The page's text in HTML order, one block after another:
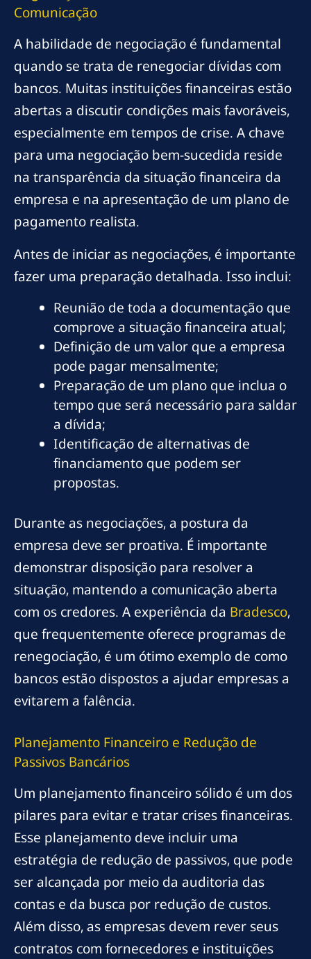
Comunicação
A habilidade de negociação é fundamental
quando se trata de renegociar dívidas com
bancos. Muitas instituições financeiras estão
abertas a discutir condições mais favoráveis,
especialmente em tempos de crise. A chave
para uma negociação bem-sucedida reside
na transparência da situação financeira da
empresa e na apresentação de um plano de
pagamento realista.
Antes de iniciar as negociações, é importante
fazer uma preparação detalhada. Isso inclui:
Reunião de toda a documentação que
comprove a situação financeira atual;
Definição de um valor que a empresa
pode pagar mensalmente;
Preparação de um plano que inclua o
tempo que será necessário para saldar
a dívida;
Identificação de alternativas de
financiamento que podem ser
propostas.
Durante as negociações, a postura da
empresa deve ser proativa. É importante
demonstrar disposição para resolver a
situação, mantendo a comunicação aberta
com os credores. A experiência da Bradesco,
que frequentemente oferece programas de
renegociação, é um ótimo exemplo de como
bancos estão dispostos a ajudar empresas a
evitarem a falência.
Planejamento Financeiro e Redução de
Passivos Bancários
Um planejamento financeiro sólido é um dos
pilares para evitar e tratar crises financeiras.
Esse planejamento deve incluir uma
estratégia de redução de passivos, que pode
ser alcançada por meio da auditoria das
contas e da busca por redução de custos.
Além disso, as empresas devem rever seus
contratos com fornecedores e instituições